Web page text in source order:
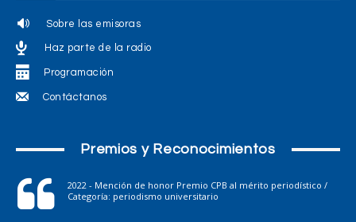
Sobre las emisoras
Haz parte de la radio
Programación
Contáctanos
Premios y Reconocimientos
2022 - Mención de honor Premio CPB al mérito periodístico /
Categoría: periodismo universitario